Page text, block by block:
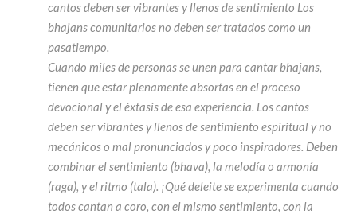
cantos deben ser vibrantes y llenos de sentimiento Los
bhajans comunitarios no deben ser tratados como un
pasatiempo.
Cuando miles de personas se unen para cantar bhajans,
tienen que estar plenamente absortas en el proceso
devocional y el éxtasis de esa experiencia. Los cantos
deben ser vibrantes y llenos de sentimiento espiritual y no
mecánicos o mal pronunciados y poco inspiradores. Deben
combinar el sentimiento (bhava), la melodía o armonía
(raga), y el ritmo (tala). ¡Qué deleite se experimenta cuando
todos cantan a coro, con el mismo sentimiento, con la